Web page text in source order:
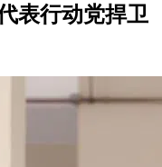
表行动党捍卫